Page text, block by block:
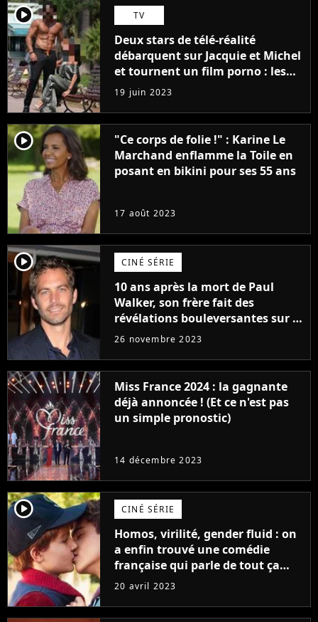
player2 TV
Deux stars de télé-réalité
débarquent sur Jacquie et Michel
et tournent un film porno : les
premières images du tournage
(exclu)
19 juin 2023
player2
"Ce corps de folie !" : Karine Le
Marchand enflamme la Toile en
posant en bikini pour ses 55 ans
17 août 2023
player2 CINÉ SÉRIE
10 ans après la mort de Paul
Walker, son frère fait des
révélations bouleversantes sur la
réaction des acteurs de Fast and
26 novembre 2023
Miss France 2024 : la gagnante
déjà annoncée ! (Et ce n'est pas
un simple pronostic)
14 décembre 2023
player2 CINÉ SÉRIE
Homos, virilité, gender fluid : on
a enfin trouvé une comédie
française qui parle de tout ça
sans être super ringarde
20 avril 2023